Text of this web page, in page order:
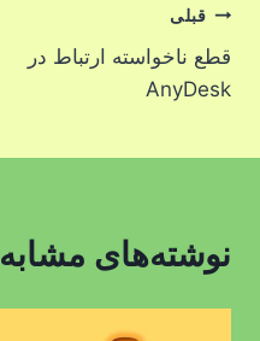
راهبری
نوشته
قبلی
قطع ناخواسته ارتباط در
AnyDesk
نوشته‌های مشابه